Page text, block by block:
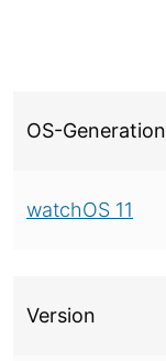
OS-Generation
watchOS 11
Version